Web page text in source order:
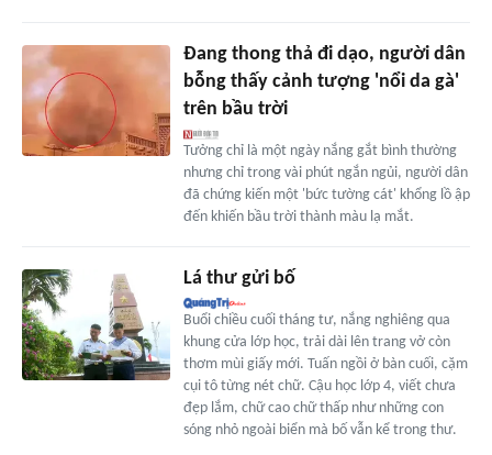
Đang thong thả đi dạo, người dân
bỗng thấy cảnh tượng 'nổi da gà'
trên bầu trời
Tưởng chỉ là một ngày nắng gắt bình thường
nhưng chỉ trong vài phút ngắn ngủi, người dân
đã chứng kiến một 'bức tường cát' khổng lồ ập
đến khiến bầu trời thành màu lạ mắt.
Lá thư gửi bố
Buổi chiều cuối tháng tư, nắng nghiêng qua
khung cửa lớp học, trải dài lên trang vở còn
thơm mùi giấy mới. Tuấn ngồi ở bàn cuối, cặm
cụi tô từng nét chữ. Cậu học lớp 4, viết chưa
đẹp lắm, chữ cao chữ thấp như những con
sóng nhỏ ngoài biển mà bố vẫn kể trong thư.